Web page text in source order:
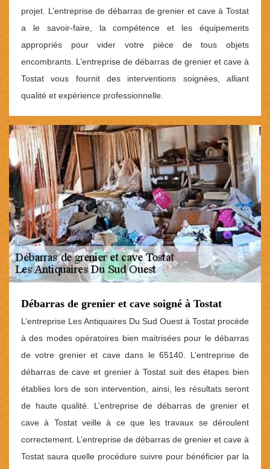
projet. L’entreprise de débarras de grenier et cave à Tostat
a le savoir-faire, la compétence et les équipements
appropriés pour vider votre pièce de tous objets
encombrants. L’entreprise de débarras de grenier et cave à
Tostat vous fournit des interventions soignées, alliant
qualité et expérience professionnelle.
Débarras de grenier et cave soigné à Tostat
L’entreprise Les Antiquaires Du Sud Ouest à Tostat procède
à des modes opératoires bien maitrisées pour le débarras
de votre grenier et cave dans le 65140. L’entreprise de
débarras de cave et grenier à Tostat suit des étapes bien
établies lors de son intervention, ainsi, les résultats seront
de haute qualité. L’entreprise de débarras de grenier et
cave à Tostat veille à ce que les travaux se déroulent
correctement. L’entreprise de débarras de grenier et cave à
Tostat saura quelle procédure suivre pour bénéficier par la